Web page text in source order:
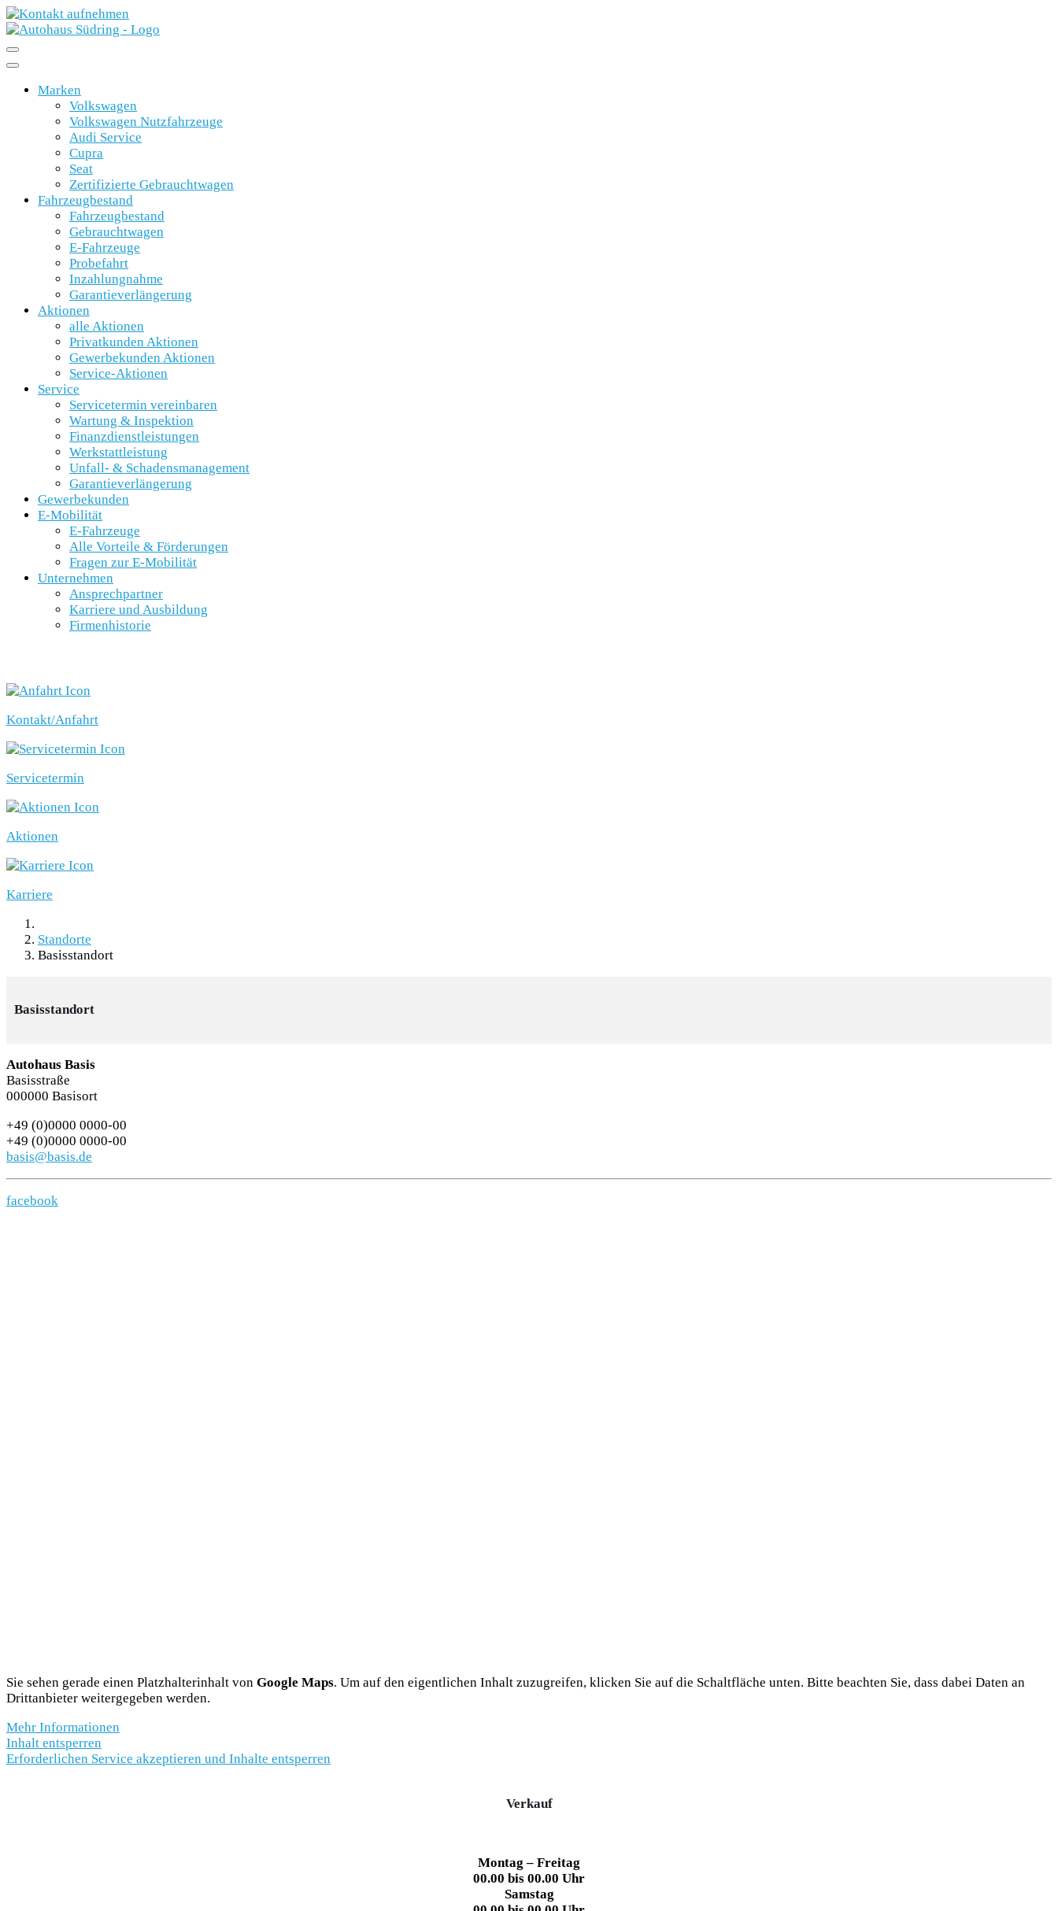
Marken
Volkswagen
Volkswagen Nutzfahrzeuge
Audi Service
Cupra
Seat
Zertifizierte Gebrauchtwagen
Fahrzeugbestand
Fahrzeugbestand
Gebrauchtwagen
E-Fahrzeuge
Probefahrt
Inzahlungnahme
Garantieverlängerung
Aktionen
alle Aktionen
Privatkunden Aktionen
Gewerbekunden Aktionen
Service-Aktionen
Service
Servicetermin vereinbaren
Wartung & Inspektion
Finanzdienstleistungen
Werkstattleistung
Unfall- & Schadensmanagement
Garantieverlängerung
Gewerbekunden
E-Mobilität
E-Fahrzeuge
Alle Vorteile & Förderungen
Fragen zur E-Mobilität
Unternehmen
Ansprechpartner
Karriere und Ausbildung
Firmenhistorie
Kontakt/Anfahrt
Servicetermin
Aktionen
Karriere
Standorte
Basisstandort
Basisstandort
Autohaus Basis
Basisstraße
000000 Basisort
+49 (0)0000 0000-00
+49 (0)0000 0000-00
basis@basis.de
facebook
Sie sehen gerade einen Platzhalterinhalt von Google Maps. Um auf den eigentlichen Inhalt zuzugreifen, klicken Sie auf die Schaltfläche unten. Bitte beachten Sie, dass dabei Daten an
Drittanbieter weitergegeben werden.
Mehr Informationen
Inhalt entsperren
Erforderlichen Service akzeptieren und Inhalte entsperren
Verkauf
Montag – Freitag
00.00 bis 00.00 Uhr
Samstag